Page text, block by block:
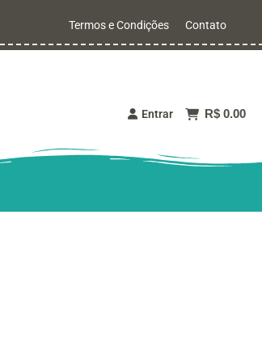
Termos e Condições Contato
Entrar R$ 0.00